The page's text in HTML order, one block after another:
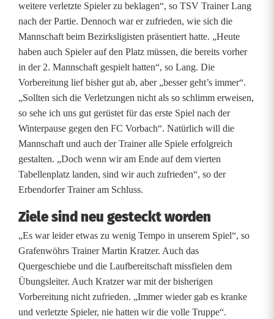
d
K
r
e
i
s
l
i
g
a
weitere verletzte Spieler zu beklagen“, so TSV Trainer Lang
nach der Partie. Dennoch war er zufrieden, wie sich die
Mannschaft beim Bezirksligisten präsentiert hatte. „Heute
haben auch Spieler auf den Platz müssen, die bereits vorher
in der 2. Mannschaft gespielt hatten“, so Lang. Die
Vorbereitung lief bisher gut ab, aber „besser geht’s immer“.
„Sollten sich die Verletzungen nicht als so schlimm erweisen,
so sehe ich uns gut gerüstet für das erste Spiel nach der
Winterpause gegen den FC Vorbach“. Natürlich will die
Mannschaft und auch der Trainer alle Spiele erfolgreich
gestalten. „Doch wenn wir am Ende auf dem vierten
Tabellenplatz landen, sind wir auch zufrieden“, so der
Erbendorfer Trainer am Schluss.
Ziele sind neu gesteckt worden
„Es war leider etwas zu wenig Tempo in unserem Spiel“, so
Grafenwöhrs Trainer Martin Kratzer. Auch das
Quergeschiebe und die Laufbereitschaft missfielen dem
Übungsleiter. Auch Kratzer war mit der bisherigen
Vorbereitung nicht zufrieden. „Immer wieder gab es kranke
und verletzte Spieler, nie hatten wir die volle Truppe“.